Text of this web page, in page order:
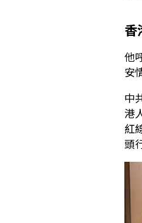
香
他
安
中
港
紅
頭